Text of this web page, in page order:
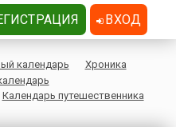
календарь
Хроника
Календарь путешественника
ВХОД